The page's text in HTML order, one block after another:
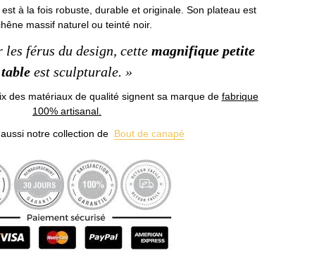
est à la fois robuste, durable et originale. Son plateau est
massif naturel ou teinté noir.
férus du design, cette magnifique petite
tableest sculpturale. »
des matériaux de qualité signent sa marque de fabrique
100% artisanal.
notre collection de Bout de canapé